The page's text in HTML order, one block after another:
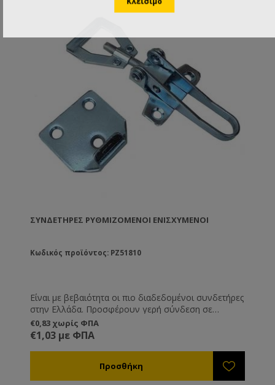
ΣΥΝΔΕΤΉΡΕΣ ΡΥΘΜΙΖΌΜΕΝΟΙ ΕΝΙΣΧΥΜΈΝΟΙ
Κωδικός προϊόντος: PZ51810
Είναι με βεβαιότητα οι πιο διαδεδομένοι συνδετήρες
στην Ελλάδα. Προσφέρουν γερή σύνδεση σε
πατώματα, βάσεις και καπάκι, ενώ ρυθμίζονται σε
ύψος. Κατασκευασμένοι από γαλβανισμένο
σίδερο.Ελληνικής κατασκευής.
€0,83 χωρίς ΦΠΑ
€1,03 με ΦΠΑ